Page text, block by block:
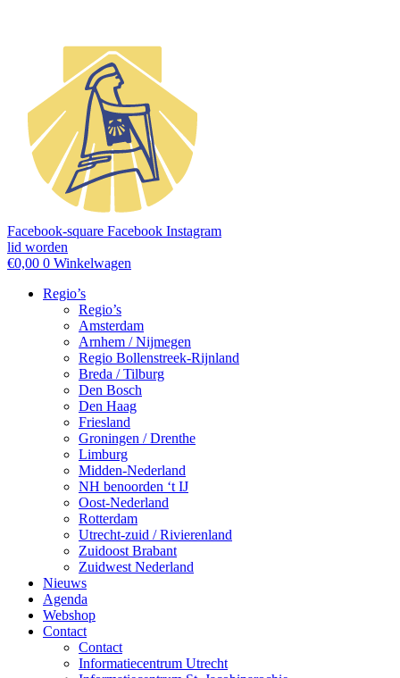
Facebook-square Facebook Instagram
lid worden
€0,00 0 Winkelwagen
Regio’s
Regio’s
Amsterdam
Arnhem / Nijmegen
Regio Bollenstreek-Rijnland
Breda / Tilburg
Den Bosch
Den Haag
Friesland
Groningen / Drenthe
Limburg
Midden-Nederland
NH benoorden ‘t IJ
Oost-Nederland
Rotterdam
Utrecht-zuid / Rivierenland
Zuidoost Brabant
Zuidwest Nederland
Nieuws
Agenda
Webshop
Contact
Contact
Informatiecentrum Utrecht